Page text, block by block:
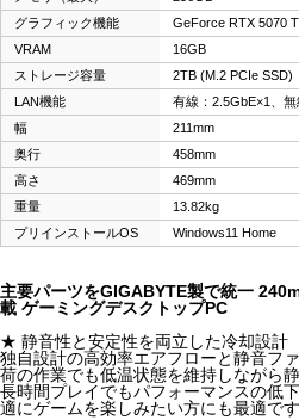
グラフィック機能
GeForce RTX 5070
VRAM
16GB
ストレージ容量
2TB (M.2 PCIe SSD)
LAN機能
有線：2.5GbE×1、
幅
211mm
奥行
458mm
高さ
469mm
重量
13.82kg
プリインストールOS
Windows11 Home
主要パーツをGIGABYTE製で統一
載 ゲーミングデスクトップPC
★ 静音性と安定性を両立した冷却設計
独自設計の高効率エアフローと静音フ
荷の作業でも低温状態を維持しながら
長時間プレイでもパフォーマンスの低
適にゲームを楽しみたい方にも最適です